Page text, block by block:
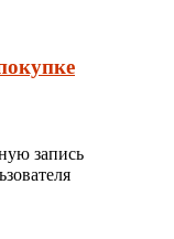
запись